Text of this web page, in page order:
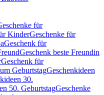
für
KinderGeschenke für
Geschenk für
Geschenk beste Freundin
Geschenk für
GeburtstagGeschenkideen
30.
50. GeburtstagGeschenke